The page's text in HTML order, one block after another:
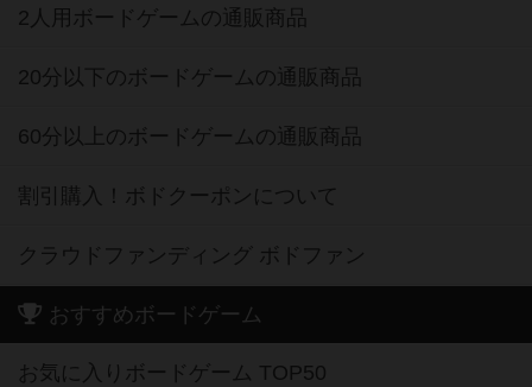
2人用ボードゲームの通販商品
20分以下のボードゲームの通販商品
60分以上のボードゲームの通販商品
割引購入！ボドクーポンについて
クラウドファンディング ボドファン
おすすめボードゲーム
お気に入りボードゲーム TOP50